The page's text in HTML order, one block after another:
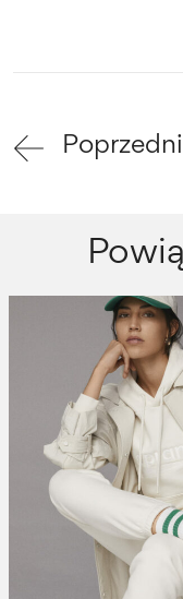
Poprzedni